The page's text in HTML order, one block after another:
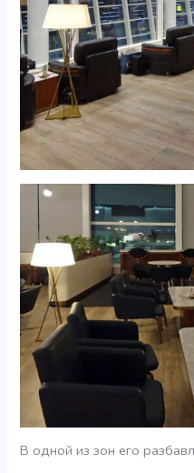
В одной из зон его